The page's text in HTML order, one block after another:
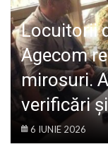
LIFE
Locuitorii
Agecom
mirosuri.
verificări
6 IUNIE 2026